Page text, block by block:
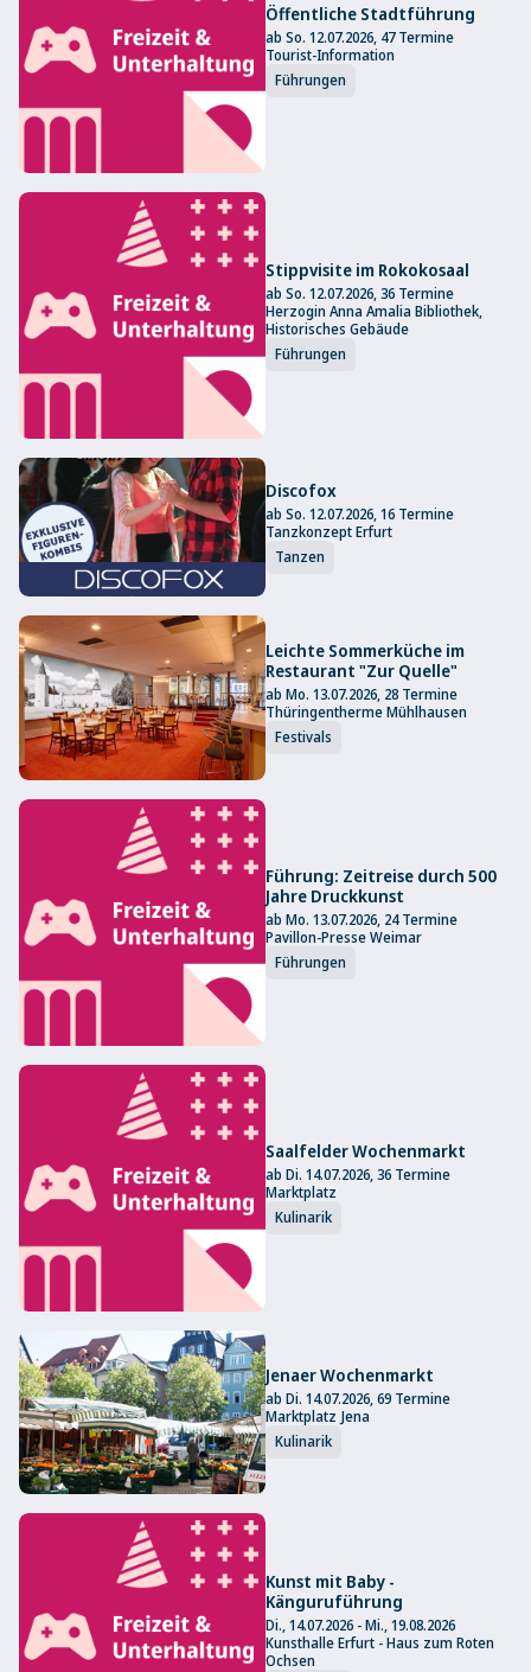
Öffentliche Stadtführung
ab So. 12.07.2026, 47 Termine
Tourist-Information
Führungen
Stippvisite im Rokokosaal
ab So. 12.07.2026, 36 Termine
Herzogin Anna Amalia Bibliothek,
Historisches Gebäude
Führungen
Discofox
ab So. 12.07.2026, 16 Termine
Tanzkonzept Erfurt
Tanzen
Leichte Sommerküche im
Restaurant "Zur Quelle"
ab Mo. 13.07.2026, 28 Termine
Thüringentherme Mühlhausen
Festivals
Führung: Zeitreise durch 500
Jahre Druckkunst
ab Mo. 13.07.2026, 24 Termine
Pavillon-Presse Weimar
Führungen
Saalfelder Wochenmarkt
ab Di. 14.07.2026, 36 Termine
Marktplatz
Kulinarik
Jenaer Wochenmarkt
ab Di. 14.07.2026, 69 Termine
Marktplatz Jena
Kulinarik
Kunst mit Baby -
Känguruführung
Di., 14.07.2026 - Mi., 19.08.2026
Kunsthalle Erfurt - Haus zum Roten
Ochsen